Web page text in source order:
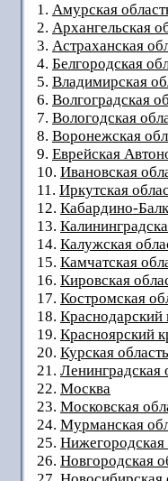
1. Амурская
2. Архангельская
3. Астраханская
4. Белгородская
5. Владимирская
6. Волгоградская
7. Вологодская
8. Воронежская
9. Еврейская
10. Ивановская
11. Иркутская
12. Кабардино-
13.
14. Калужская
15. Камчатская
16. Кировская
17. Костромская
18. Краснодарский
19. Красноярский
20. Курская область
21. Ленинградская
22. Москва
23. Московская
24. Мурманская
25. Нижегородская
26. Новгородская